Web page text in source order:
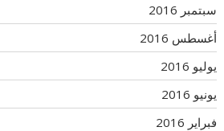
سبتمبر 2016
أغسطس 2016
يوليو 2016
يونيو 2016
فبراير 2016